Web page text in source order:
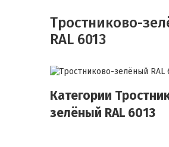
Тростниково-
RAL 6013
Категории
зелёный RAL 6013